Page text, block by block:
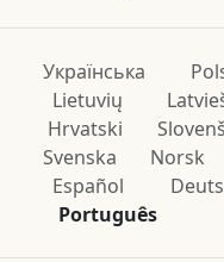
Українська
Lietuvių
Hrvatski
Svenska
Norsk
Español
Português